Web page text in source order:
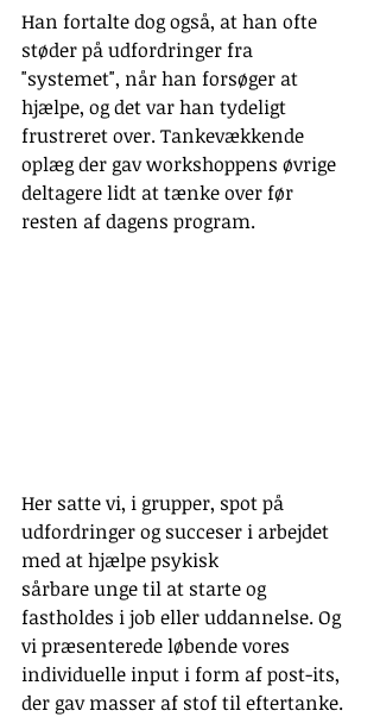
Han fortalte dog også, at han ofte
støder på udfordringer fra
"systemet", når han forsøger at
hjælpe, og det var han tydeligt
frustreret over. Tankevækkende
oplæg der gav workshoppens øvrige
deltagere lidt at tænke over før
resten af dagens program.
Her satte vi, i grupper, spot på
udfordringer og succeser i arbejdet
med at hjælpe psykisk
sårbare unge til at starte og
fastholdes i job eller uddannelse. Og
vi præsenterede løbende vores
individuelle input i form af post-its,
der gav masser af stof til eftertanke.